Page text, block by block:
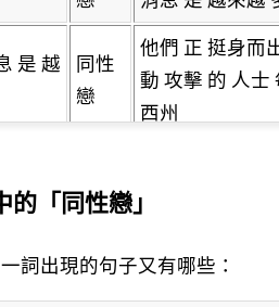
是 越
同性
戀
他們 正 挺身而
動 攻擊 的 人士
西州
戀
雙性戀 和 跨性
銷 同
同性
雙性戀 和 跨性
「同性戀」
詞出現的句子又有哪些：